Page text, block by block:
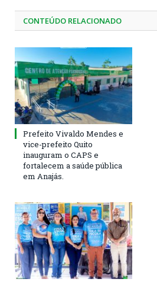
CONTEÚDO RELACIONADO
Prefeito Vivaldo Mendes e
vice-prefeito Quito
inauguram o CAPS e
fortalecem a saúde pública
em Anajás.